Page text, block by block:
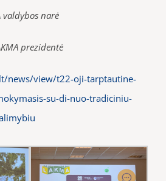
valdybos narė
prezidentė
news/view/t22-oji-tarptautine-
su-di-nuo-tradiciniu-